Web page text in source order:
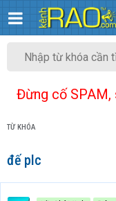
Đừng cố SPAM,
TỪ KHÓA
đế plc